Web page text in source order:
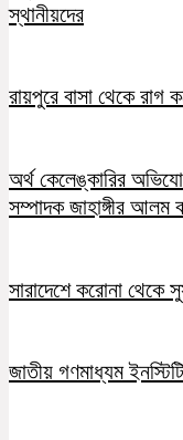
স্থানীয়দের
রায়পুরে বাসা থেকে
অর্থ কেলেঙ্কারির
সম্পাদক জাহাঙ্গীর আলম
সারাদেশে করোনা থেকে
জাতীয় গণমাধ্যম